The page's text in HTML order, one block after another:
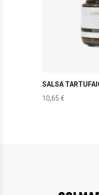
SALSA
10,65 €